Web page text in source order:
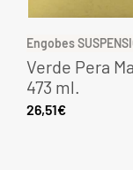
Engobes
Verde Pera
473 ml.
26,51€